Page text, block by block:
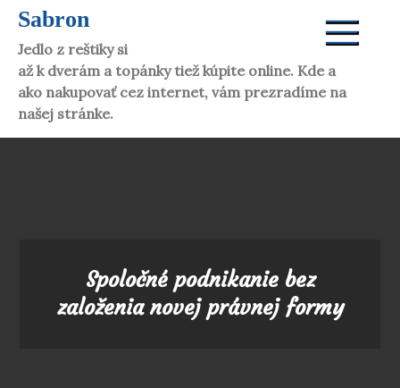
Skip
content
Sabron
Jedlo z reštiky si dáte aj doma. Víno vám donesú
až k dverám a topánky tiež kúpite online. Kde a
ako nakupovať cez internet, vám prezradíme na
našej stránke.
Spoločné podnikanie bez
založenia novej právnej formy